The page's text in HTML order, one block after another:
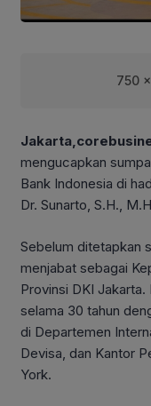
750
mengucapkan
Bank Indonesia di
Dr. Sunarto, S.H.,
Sebelum ditetapkan
menjabat sebagai
Provinsi DKI
selama 30 tahun
di Departemen
Devisa, dan Kantor
York.